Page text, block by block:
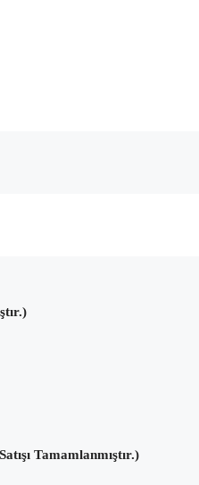
Tamamlanmıştır.)